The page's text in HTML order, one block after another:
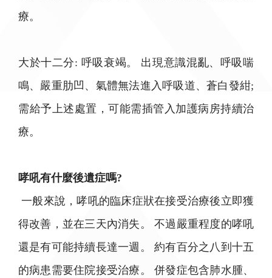
療。
大於十二分: 呼吸衰竭。 出現意識混亂、呼吸喘
鳴、嚴重肋凹、氣體無法進入呼吸道、蒼白發紺;
需給予上述處置，可能需插管入加護病房持續治
療。
哮吼有什麼後遺症嗎?
一般來說，哮吼的臨床症狀在接受治療後立即獲
得改善，並在三天內消失。 不過嚴重程度的哮吼
還是有可能持續長達一週。 約有百分之八到十五
的病患需要住院接受治療。 併發症包含肺水腫、